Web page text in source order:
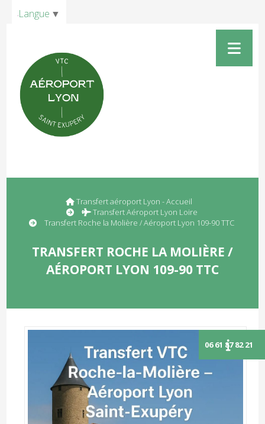
Transfert aéroport Lyon - Accueil
Transfert Aéroport Lyon Loire
Transfert Roche la Molière / Aéroport Lyon 109-90 TTC
TRANSFERT ROCHE LA MOLIÈRE /
AÉROPORT LYON 109-90 TTC
Langue ▼